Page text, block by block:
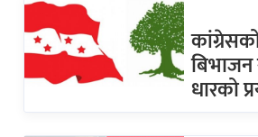
बिभाजन
धारको